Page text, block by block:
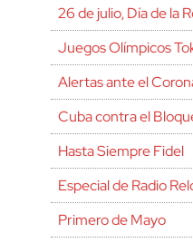
26 de julio, Día de la
Juegos Olímpicos
Alertas ante el
Cuba contra el
Hasta Siempre Fidel
Especial de Radio
Primero de Mayo